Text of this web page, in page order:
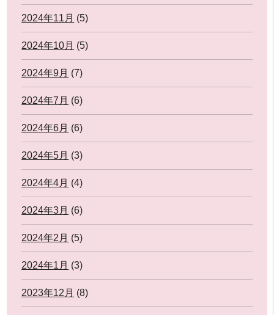
2024年11月 (5)
2024年10月 (5)
2024年9月 (7)
2024年7月 (6)
2024年6月 (6)
2024年5月 (3)
2024年4月 (4)
2024年3月 (6)
2024年2月 (5)
2024年1月 (3)
2023年12月 (8)